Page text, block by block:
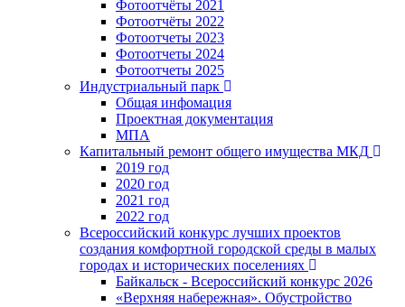
Фотоотчёты 2021
Фотоотчёты 2022
Фотоотчеты 2023
Фотоотчеты 2024
Фотоотчеты 2025
Индустриальный парк
Общая инфомация
Проектная документация
МПА
Капитальный ремонт общего имущества МКД
2019 год
2020 год
2021 год
2022 год
Всероссийский конкурс лучших проектов
создания комфортной городской среды в малых
городах и исторических поселениях
Байкальск - Всероссийский конкурс 2026
«Верхняя набережная». Обустройство